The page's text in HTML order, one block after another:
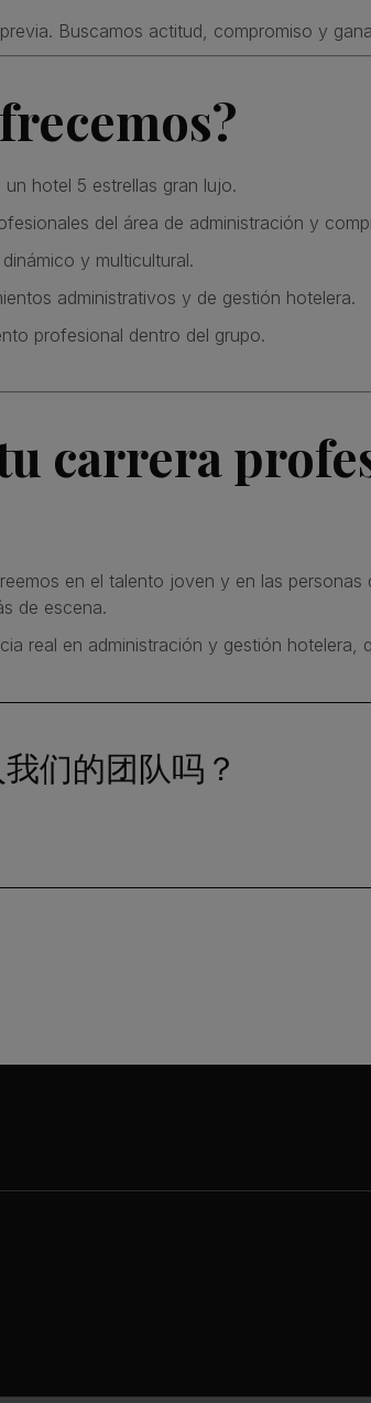
Buscamos actitud, compromiso y
hotel 5 estrellas gran lujo.
del área de administración y
y multicultural.
administrativos y de gestión hotelera.
profesional dentro del grupo.
carrera
en el talento joven y en las
de escena.
real en administración y gestión hotelera,
们的团队吗？